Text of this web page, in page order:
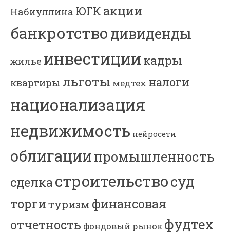
Набиуллина ЮГК акции
банкротство дивиденды
жилье инвестиции кадры
квартиры льготы медтех налоги
национализация
недвижимость нейросети
облигациипромышленность
сделкастроительствосуд
торгитуризм финансовая
отчетность фондовый рынок фудтех